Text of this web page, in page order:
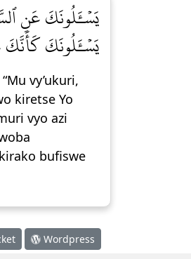
يَسۡـَٔلُونَكَ عَنِ
يَسۡـَٔلُونَكَ كَأَنَّكَ
vy’ukuri,
kiretse Yo
vyo azi
bufiswe
Wordpress